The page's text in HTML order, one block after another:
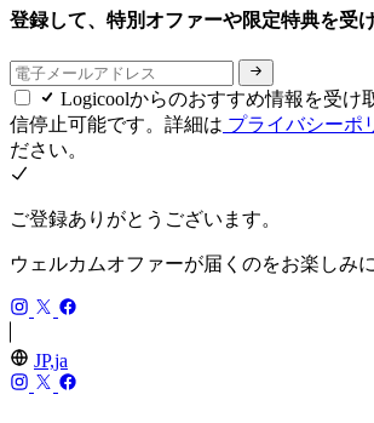
登録して、特別オファーや限定特典を受
Logicoolからのおすすめ情報を受
信停止可能です。詳細は プライバシーポ
ださい。
ご登録ありがとうございます。
ウェルカムオファーが届くのをお楽しみに
JP,ja